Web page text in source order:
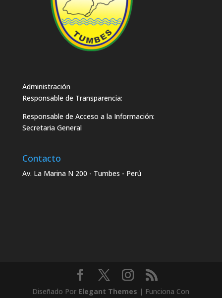
Administración
Responsable de Transparencia:
Responsable de Acceso a la Información:
Secretaria General
Contacto
Av. La Marina N 200 - Tumbes - Perú
Diseñado Por Elegant Themes | Funciona Con